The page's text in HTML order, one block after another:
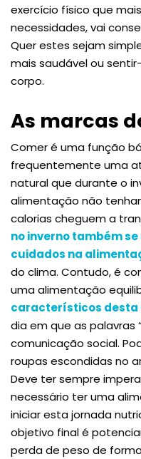
exercício físico que
necessidades, vai
Quer estes sejam
mais saudável ou
corpo.
As marcas
Comer é uma função
frequentemente uma
natural que durante o
alimentação não
calorias cheguem a
no inverno também
cuidados na
do clima. Contudo, é
uma alimentação
característicos desta
dia em que as palavras
comunicação social.
roupas escondidas no
Deve ter sempre
necessário ter uma
iniciar esta jornada
objetivo final é
perda de peso de